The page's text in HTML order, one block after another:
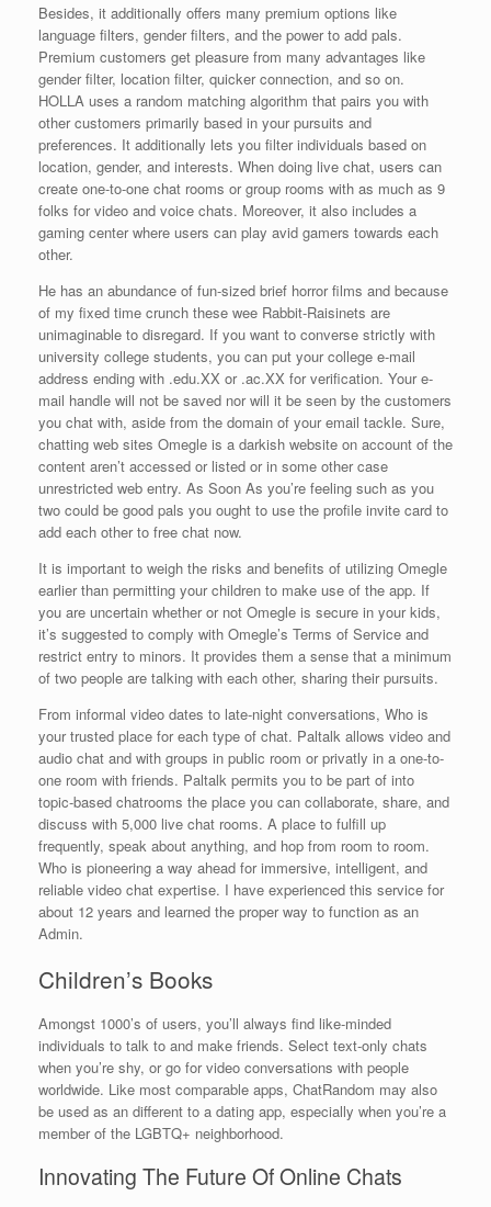
Besides, it additionally offers many premium options like
language filters, gender filters, and the power to add pals.
Premium customers get pleasure from many advantages like
gender filter, location filter, quicker connection, and so on.
HOLLA uses a random matching algorithm that pairs you with
other customers primarily based in your pursuits and
preferences. It additionally lets you filter individuals based on
location, gender, and interests. When doing live chat, users can
create one-to-one chat rooms or group rooms with as much as 9
folks for video and voice chats. Moreover, it also includes a
gaming center where users can play avid gamers towards each
other.
He has an abundance of fun-sized brief horror films and because
of my fixed time crunch these wee Rabbit-Raisinets are
unimaginable to disregard. If you want to converse strictly with
university college students, you can put your college e-mail
address ending with .edu.XX or .ac.XX for verification. Your e-
mail handle will not be saved nor will it be seen by the customers
you chat with, aside from the domain of your email tackle. Sure,
chatting web sites Omegle is a darkish website on account of the
content aren’t accessed or listed or in some other case
unrestricted web entry. As Soon As you’re feeling such as you
two could be good pals you ought to use the profile invite card to
add each other to free chat now.
It is important to weigh the risks and benefits of utilizing Omegle
earlier than permitting your children to make use of the app. If
you are uncertain whether or not Omegle is secure in your kids,
it’s suggested to comply with Omegle’s Terms of Service and
restrict entry to minors. It provides them a sense that a minimum
of two people are talking with each other, sharing their pursuits.
From informal video dates to late-night conversations, Who is
your trusted place for each type of chat. Paltalk allows video and
audio chat and with groups in public room or privatly in a one-to-
one room with friends. Paltalk permits you to be part of into
topic-based chatrooms the place you can collaborate, share, and
discuss with 5,000 live chat rooms. A place to fulfill up
frequently, speak about anything, and hop from room to room.
Who is pioneering a way ahead for immersive, intelligent, and
reliable video chat expertise. I have experienced this service for
about 12 years and learned the proper way to function as an
Admin.
Children’s Books
Amongst 1000’s of users, you’ll always find like-minded
individuals to talk to and make friends. Select text-only chats
when you’re shy, or go for video conversations with people
worldwide. Like most comparable apps, ChatRandom may also
be used as an different to a dating app, especially when you’re a
member of the LGBTQ+ neighborhood.
Innovating The Future Of Online Chats